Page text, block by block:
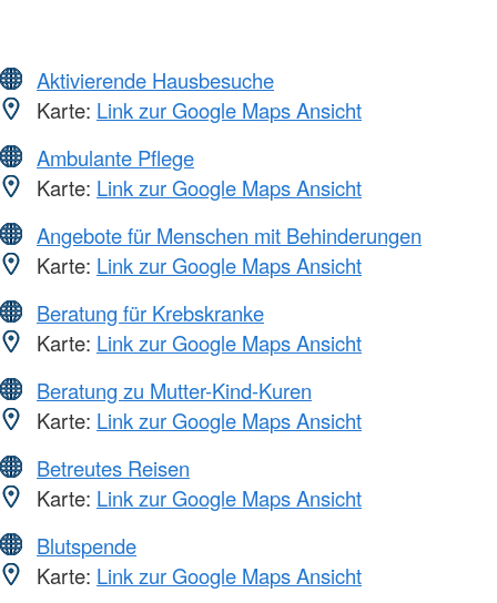
Aktivierende Hausbesuche
Karte: Link zur Google Maps Ansicht
Ambulante Pflege
Karte: Link zur Google Maps Ansicht
Angebote für Menschen mit Behinderungen
Karte: Link zur Google Maps Ansicht
Beratung für Krebskranke
Karte: Link zur Google Maps Ansicht
Beratung zu Mutter-Kind-Kuren
Karte: Link zur Google Maps Ansicht
Betreutes Reisen
Karte: Link zur Google Maps Ansicht
Blutspende
Karte: Link zur Google Maps Ansicht